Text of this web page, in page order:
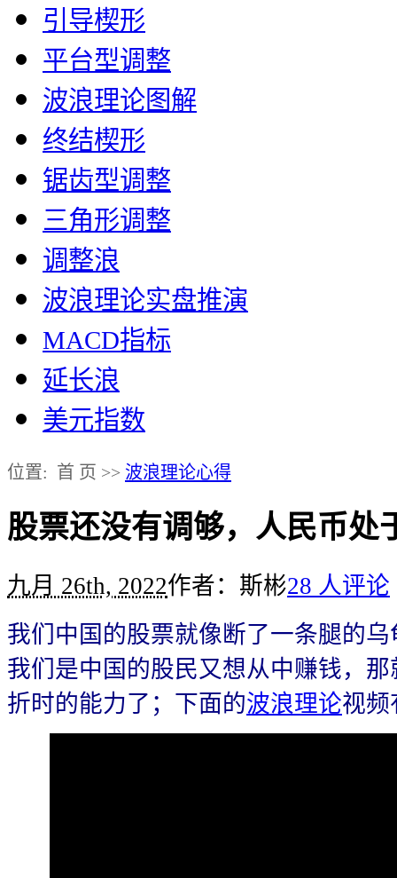
引导楔形
平台型调整
波浪理论图解
终结楔形
锯齿型调整
三角形调整
调整浪
波浪理论实盘推演
MACD指标
延长浪
美元指数
位置: 首 页 >> 波浪理论心得
股票还没有调够，人民币处
九月 26th, 2022作者：斯彬28 人评论
我们中国的股票就像断了一条腿的
我们是中国的股民又想从中赚钱，
折时的能力了；下面的波浪理论视频